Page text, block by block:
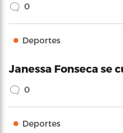
0
Deportes
Janessa Fonseca se
0
Deportes